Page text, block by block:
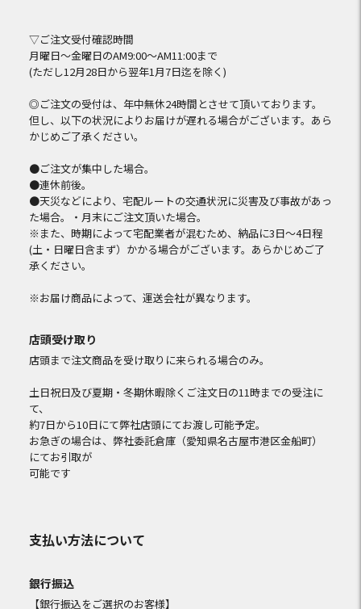
▽ご注文受付確認時間
月曜日～金曜日のAM9:00～AM11:00まで
(ただし12月28日から翌年1月7日迄を除く)
◎ご注文の受付は、年中無休24時間とさせて頂いております。
但し、以下の状況によりお届けが遅れる場合がございます。あら
かじめご了承ください。
●ご注文が集中した場合。
●連休前後。
●天災などにより、宅配ルートの交通状況に災害及び事故があっ
た場合。・月末にご注文頂いた場合。
※また、時期によって宅配業者が混むため、納品に3日～4日程
(土・日曜日含まず）かかる場合がございます。あらかじめご了
承ください。
※お届け商品によって、運送会社が異なります。
店頭受け取り
店頭まで注文商品を受け取りに来られる場合のみ。
土日祝日及び夏期・冬期休暇除くご注文日の11時までの受注に
て、
約7日から10日にて弊社店頭にてお渡し可能予定。
お急ぎの場合は、弊社委託倉庫（愛知県名古屋市港区金船町）
にてお引取が
可能です
支払い方法について
銀行振込
【銀行振込をご選択のお客様】